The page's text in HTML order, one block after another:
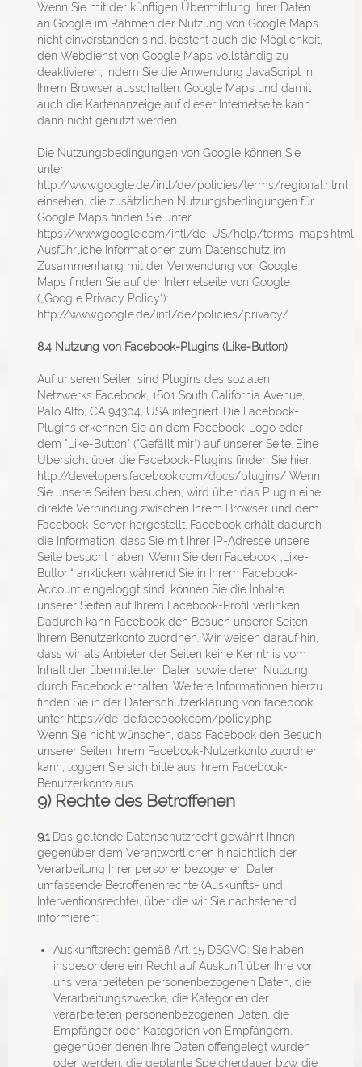
Wenn Sie mit der künftigen Übermittlung Ihrer Daten
an Google im Rahmen der Nutzung von Google Maps
nicht einverstanden sind, besteht auch die Möglichkeit,
den Webdienst von Google Maps vollständig zu
deaktivieren, indem Sie die Anwendung JavaScript in
Ihrem Browser ausschalten. Google Maps und damit
auch die Kartenanzeige auf dieser Internetseite kann
dann nicht genutzt werden.
Die Nutzungsbedingungen von Google können Sie
unter
http://www.google.de/intl/de/policies/terms/regional.html
einsehen, die zusätzlichen Nutzungsbedingungen für
Google Maps finden Sie unter
https://www.google.com/intl/de_US/help/terms_maps.html
Ausführliche Informationen zum Datenschutz im
Zusammenhang mit der Verwendung von Google
Maps finden Sie auf der Internetseite von Google
(„Google Privacy Policy“):
http://www.google.de/intl/de/policies/privacy/
8.4 Nutzung von Facebook-Plugins (Like-Button)
Auf unseren Seiten sind Plugins des sozialen
Netzwerks Facebook, 1601 South California Avenue,
Palo Alto, CA 94304, USA integriert. Die Facebook-
Plugins erkennen Sie an dem Facebook-Logo oder
dem "Like-Button" ("Gefällt mir“) auf unserer Seite. Eine
Übersicht über die Facebook-Plugins finden Sie hier:
http://developers.facebook.com/docs/plugins/ Wenn
Sie unsere Seiten besuchen, wird über das Plugin eine
direkte Verbindung zwischen Ihrem Browser und dem
Facebook-Server hergestellt. Facebook erhält dadurch
die Information, dass Sie mit Ihrer IP-Adresse unsere
Seite besucht haben. Wenn Sie den Facebook „Like-
Button“ anklicken während Sie in Ihrem Facebook-
Account eingeloggt sind, können Sie die Inhalte
unserer Seiten auf Ihrem Facebook-Profil verlinken.
Dadurch kann Facebook den Besuch unserer Seiten
Ihrem Benutzerkonto zuordnen. Wir weisen darauf hin,
dass wir als Anbieter der Seiten keine Kenntnis vom
Inhalt der übermittelten Daten sowie deren Nutzung
durch Facebook erhalten. Weitere Informationen hierzu
finden Sie in der Datenschutzerklärung von facebook
unter https://de-de.facebook.com/policy.php
Wenn Sie nicht wünschen, dass Facebook den Besuch
unserer Seiten Ihrem Facebook-Nutzerkonto zuordnen
kann, loggen Sie sich bitte aus Ihrem Facebook-
Benutzerkonto aus.
9) Rechte des Betroffenen
9.1 Das geltende Datenschutzrecht gewährt Ihnen
gegenüber dem Verantwortlichen hinsichtlich der
Verarbeitung Ihrer personenbezogenen Daten
umfassende Betroffenenrechte (Auskunfts- und
Interventionsrechte), über die wir Sie nachstehend
informieren:
Auskunftsrecht gemäß Art. 15 DSGVO: Sie haben
insbesondere ein Recht auf Auskunft über Ihre von
uns verarbeiteten personenbezogenen Daten, die
Verarbeitungszwecke, die Kategorien der
verarbeiteten personenbezogenen Daten, die
Empfänger oder Kategorien von Empfängern,
gegenüber denen Ihre Daten offengelegt wurden
oder werden, die geplante Speicherdauer bzw. die